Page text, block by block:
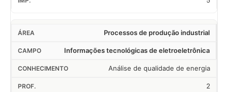
Processos de produção industrial
Informações tecnológicas de eletroeletrônica
Análise de qualidade de energia
2